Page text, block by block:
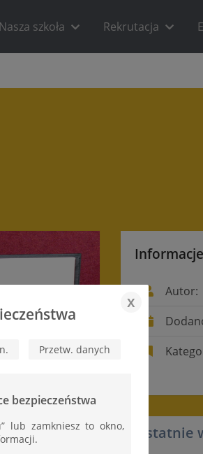
Nasza szkoła Rekrutacja
Informacje
Autor:
Ostatnie
x
Przetw. danych
bezpieczeństwa
lub zamkniesz to okno,